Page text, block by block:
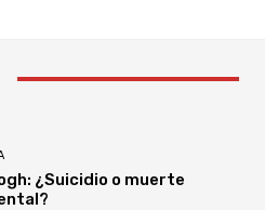
¿Suicidio o muerte